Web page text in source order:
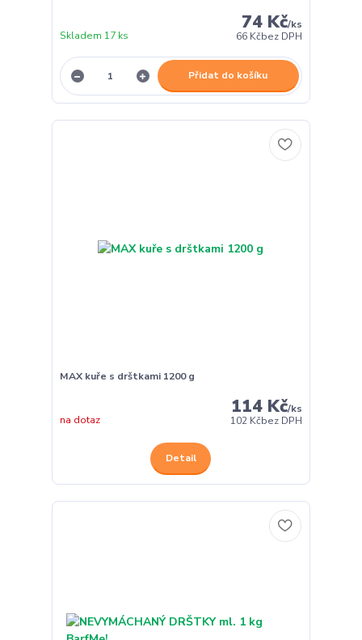
74 Kč/ks
66 Kčbez DPH
Skladem 17 ks
Přidat do košíku
MAX kuře s drštkami 1200 g
114 Kč/ks
102 Kčbez DPH
na dotaz
Detail